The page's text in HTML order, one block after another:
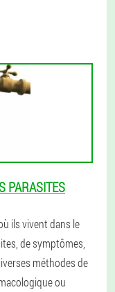
PARASITES
ils vivent dans le
de symptômes,
méthodes de
ou